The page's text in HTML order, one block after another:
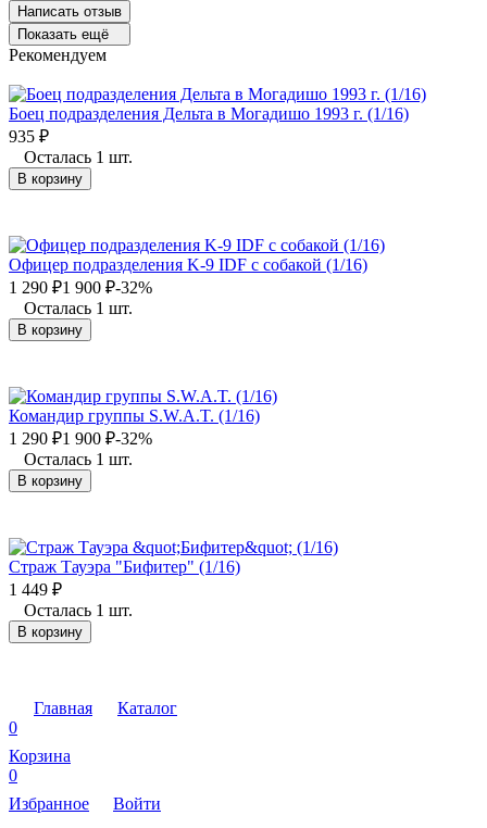
Написать отзыв
Показать ещё
Рекомендуем
Боец подразделения Дельта в Могадишо 1993 г. (1/16)
935 ₽
Осталась 1 шт.
В корзину
Офицер подразделения K-9 IDF с собакой (1/16)
1 290 ₽1 900 ₽-32%
Осталась 1 шт.
В корзину
Командир группы S.W.A.T. (1/16)
1 290 ₽1 900 ₽-32%
Осталась 1 шт.
В корзину
Страж Тауэра "Бифитер" (1/16)
1 449 ₽
Осталась 1 шт.
В корзину
Главная
Каталог
0
Корзина
0
Избранное
Войти